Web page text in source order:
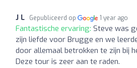
J L Gepubliceerd op 1 year ago
Fantastische ervaring: Steve was
zijn liefde voor Brugge en we
door allemaal betrokken te zijn bij
Deze tour is zeer aan te raden.